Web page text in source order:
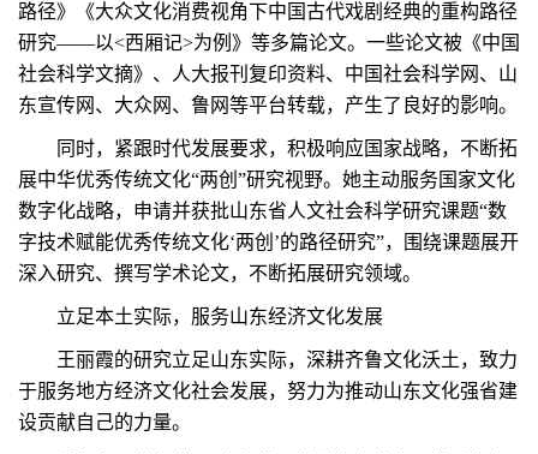
路径》《大众文化消费视角下中国古代戏剧经典的重构路径
研究——以<西厢记>为例》等多篇论文。一些论文被《中国
社会科学文摘》、人大报刊复印资料、中国社会科学网、山
东宣传网、大众网、鲁网等平台转载，产生了良好的影响。
同时，紧跟时代发展要求，积极响应国家战略，不断拓
展中华优秀传统文化“两创”研究视野。她主动服务国家文化
数字化战略，申请并获批山东省人文社会科学研究课题“数
字技术赋能优秀传统文化‘两创’的路径研究”，围绕课题展开
深入研究、撰写学术论文，不断拓展研究领域。
立足本土实际，服务山东经济文化发展
王丽霞的研究立足山东实际，深耕齐鲁文化沃土，致力
于服务地方经济文化社会发展，努力为推动山东文化强省建
设贡献自己的力量。